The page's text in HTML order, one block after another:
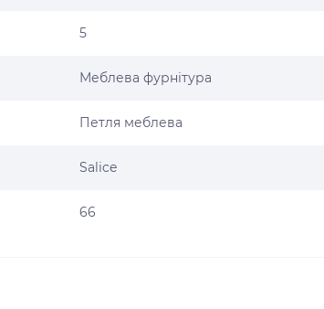
5
Меблева фурнітура
Петля меблева
Salice
66